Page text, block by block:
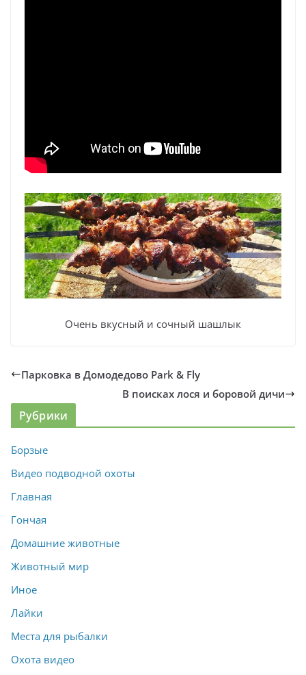
Очень вкусный и сочный шашлык
Парковка в Домодедово Park & Fly
В поисках лося и боровой дичи
Рубрики
Борзые
Видео подводной охоты
Главная
Гончая
Домашние животные
Животный мир
Иное
Лайки
Места для рыбалки
Охота видео